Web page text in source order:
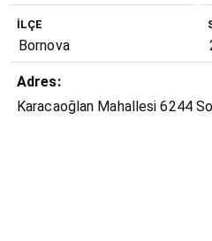
İLÇE
Bornova
Adres:
Karacaoğlan Mahallesi 6244